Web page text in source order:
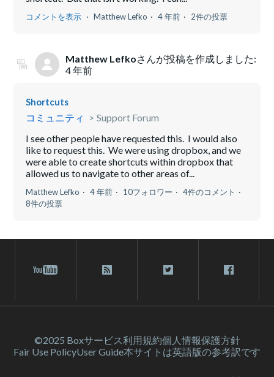
コメントを表示 Matthew Lefko 4 年前 2件の投票
Matthew Lefkoさんが投稿を作成しました:
4 年前
Shortcuts
コミュニティ
Support Forum
I see other people have requested this. I would also
like to request this. We were using dropbox, and we
were able to create shortcuts within dropbox that
allowed us to navigate to other areas of...
Matthew Lefko 4 年前 10フォロワー
4件のコメント
8件の投票
©2025 Boxサービス利⽤規約個人情報保護方針
Fair Use PolicyUser Guide本サイトは英語版の参考訳です